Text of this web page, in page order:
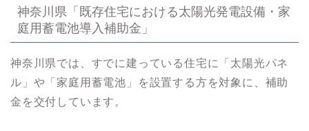
神奈川県「既存住宅における太陽光発電設備・家
庭用蓄電池導入補助金」
神奈川県では、すでに建っている住宅に「太陽光パネ
ル」や「家庭用蓄電池」を設置する方を対象に、補助
金を交付しています。